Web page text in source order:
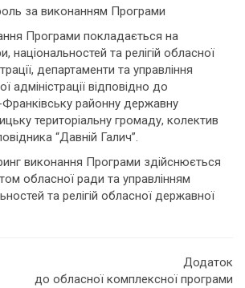
за виконанням Програми
Програми покладається на
національностей та релігій обласної
департаменти та управління
адміністрації відповідно до
Франківську районну державну
територіальну громаду, колектив
“Давній Галич”.
виконання Програми здійснюється
обласної ради та управлінням
та релігій обласної державної
Додаток
до обласної комплексної програми